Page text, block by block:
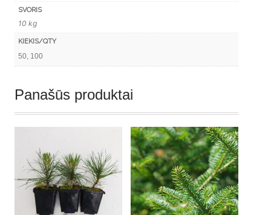
(50-
100vnt)
SVORIS
10 kg
KIEKIS/QTY
50, 100
Panašūs produktai